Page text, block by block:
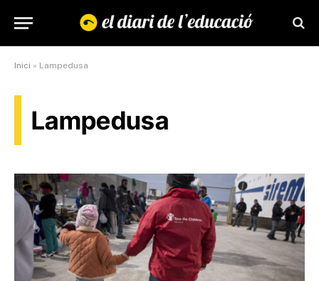
Inici » Lampedusa
Lampedusa